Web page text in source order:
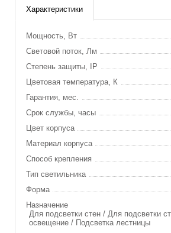
Характеристики
Мощность, Вт
Световой поток, Лм
Степень защиты, IP
Цветовая температура, К
Гарантия, мес.
Срок службы, часы
Цвет корпуса
Материал корпуса
Способ крепления
Тип светильника
Форма
Назначение
Для подсветки стен / Для подсветки
освещение / Подсветка лестницы